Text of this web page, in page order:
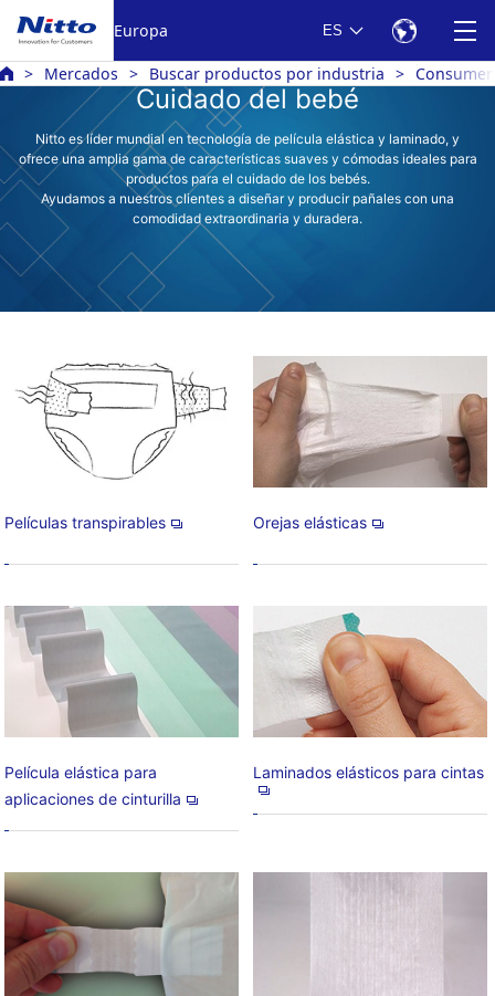
Europa ES
Mercados Buscar productos por industria
Cuidado del bebé
Nitto es líder mundial en tecnología de película elástica y laminado, y
ofrece una amplia gama de características suaves y cómodas ideales para
productos para el cuidado de los bebés.
Ayudamos a nuestros clientes a diseñar y producir pañales con una
comodidad extraordinaria y duradera.
Películas transpirables Orejas elásticas
Película elástica para
aplicaciones de cinturilla
Laminados elásticos para cintas